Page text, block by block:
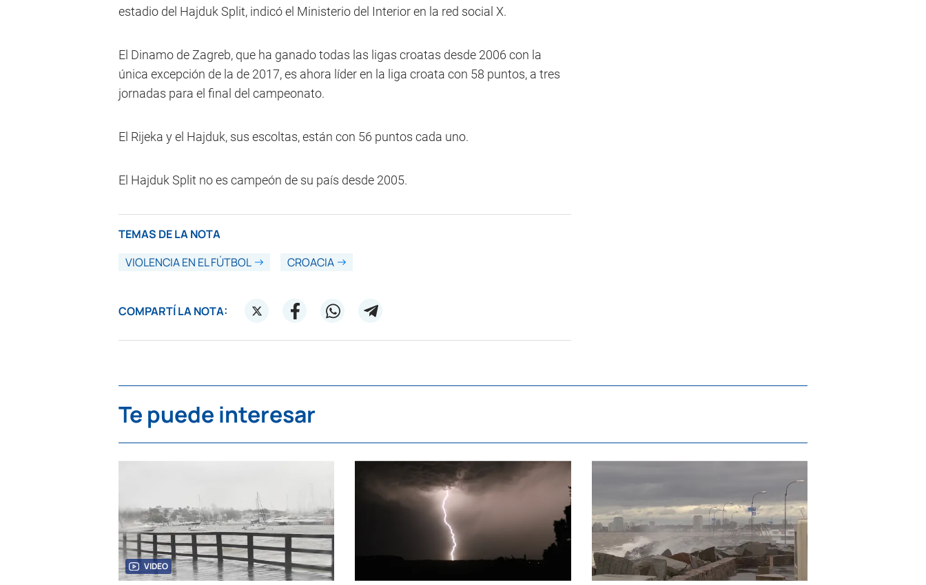
estadio del Hajduk Split, indicó el Ministerio del Interior en la red social X.
El Dinamo de Zagreb, que ha ganado todas las ligas croatas desde 2006 con la
única excepción de la de 2017, es ahora líder en la liga croata con 58 puntos, a tres
jornadas para el final del campeonato.
El Rijeka y el Hajduk, sus escoltas, están con 56 puntos cada uno.
El Hajduk Split no es campeón de su país desde 2005.
TEMAS DE LA NOTA
VIOLENCIA EN EL FÚTBOL
CROACIA
COMPARTÍ LA NOTA:
Te puede interesar
VIDEO